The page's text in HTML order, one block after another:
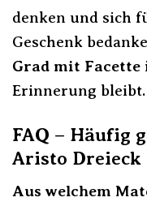
denken und sich
Geschenk
Grad mit Facette
Erinnerung bleibt.
FAQ – Häufig
Aristo Dreieck
Aus welchem